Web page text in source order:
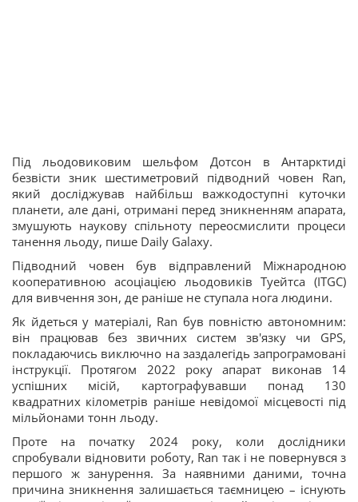
Під льодовиковим шельфом Дотсон в Антарктиді
безвісти зник шестиметровий підводний човен Ran,
який досліджував найбільш важкодоступні куточки
планети, але дані, отримані перед зникненням апарата,
змушують наукову спільноту переосмислити процеси
танення льоду, пише Daily Galaxy.
Підводний човен був відправлений Міжнародною
кооперативною асоціацією льодовиків Туейтса (ITGC)
для вивчення зон, де раніше не ступала нога людини.
Як йдеться у матеріалі, Ran був повністю автономним:
він працював без звичних систем зв'язку чи GPS,
покладаючись виключно на заздалегідь запрограмовані
інструкції. Протягом 2022 року апарат виконав 14
успішних місій, картографувавши понад 130
квадратних кілометрів раніше невідомої місцевості під
мільйонами тонн льоду.
Проте на початку 2024 року, коли дослідники
спробували відновити роботу, Ran так і не повернувся з
першого ж занурення. За наявними даними, точна
причина зникнення залишається таємницею – існують